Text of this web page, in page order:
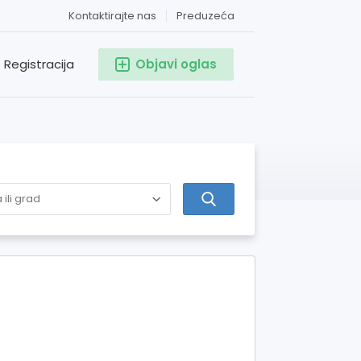
Preduzeća
Kontaktirajte nas
Objavi oglas
Registracija